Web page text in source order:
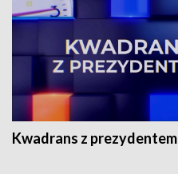
Kwadrans z prezydentem